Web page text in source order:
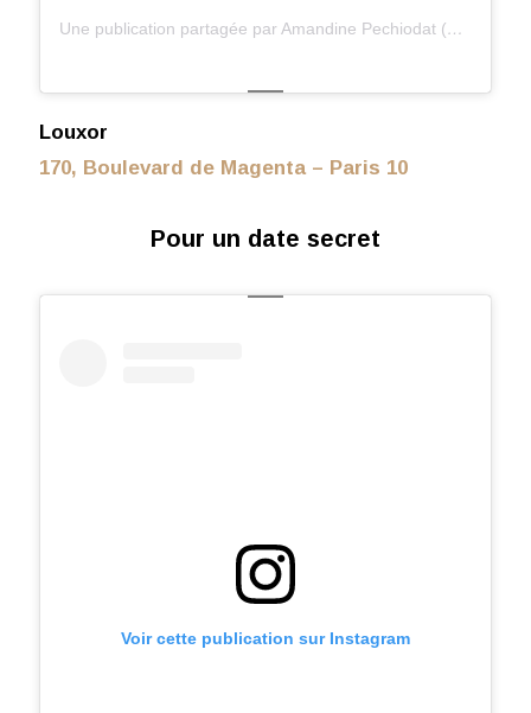
Une publication partagée par Amandine Pechiodat (@amandine.pechiodat)
Louxor
170, Boulevard de Magenta – Paris 10
Pour un date secret
Voir cette publication sur Instagram